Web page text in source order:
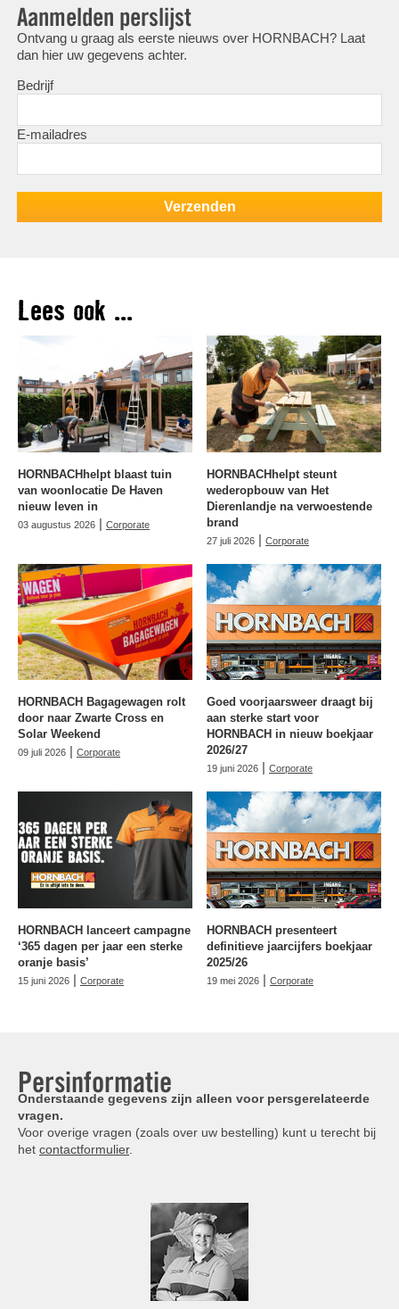
Aanmelden perslijst
Ontvang u graag als eerste nieuws over HORNBACH? Laat
dan hier uw gegevens achter.
Bedrijf
E-mailadres
Lees ook ...
HORNBACHhelpt blaast tuin
van woonlocatie De Haven
nieuw leven in
03 augustus 2026 | Corporate
HORNBACHhelpt steunt
wederopbouw van Het
Dierenlandje na verwoestende
brand
27 juli 2026 | Corporate
HORNBACH Bagagewagen rolt
door naar Zwarte Cross en
Solar Weekend
09 juli 2026 Corporate
Goed voorjaarsweer draagt bij
aan sterke start voor
HORNBACH in nieuw boekjaar
2026/27
19 juni 2026 Corporate
HORNBACH lanceert campagne
‘365 dagen per jaar een sterke
oranje basis’
15 juni 2026 | Corporate
HORNBACH presenteert
definitieve jaarcijfers boekjaar
2025/26
19 mei 2026 | Corporate
Persinformatie
Onderstaande gegevens zijn alleen voor persgerelateerde
vragen.
Voor overige vragen (zoals over uw bestelling) kunt u terecht bij
het contactformulier.